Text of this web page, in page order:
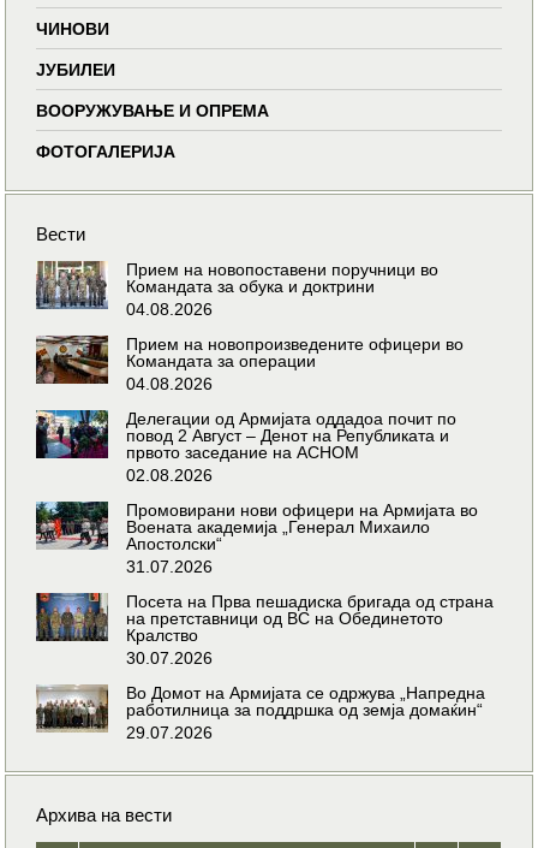
ЧИНОВИ
ЈУБИЛЕИ
ВООРУЖУВАЊЕ И ОПРЕМА
ФОТОГАЛЕРИЈА
Вести
Прием на новопоставени поручници во
Командата за обука и доктрини
04.08.2026
Прием на новопроизведените офицери во
Командата за операции
04.08.2026
Делегации од Армијата оддадоа почит по
повод 2 Август – Денот на Републиката и
првото заседание на АСНОМ
02.08.2026
Промовирани нови офицери на Армијата во
Воената академија „Генерал Михаило
Апостолски“
31.07.2026
Посета на Прва пешадиска бригада од страна
на претставници од ВС на Обединетото
Кралство
30.07.2026
Во Домот на Армијата се одржува „Напредна
работилница за поддршка од земја домаќин“
29.07.2026
Архива на вести